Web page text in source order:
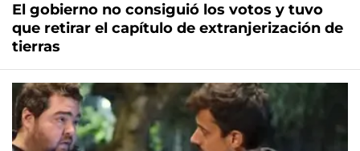
El gobierno no consiguió los votos y tuvo
que retirar el capítulo de extranjerización de
tierras